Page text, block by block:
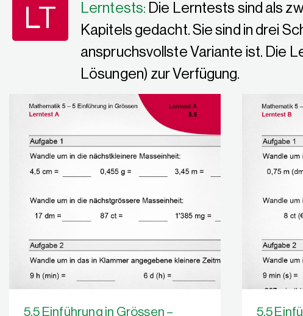
LT Lerntests: Die Lerntests sind als
Kapitels gedacht. Sie sind in drei
anspruchsvollste Variante ist. Die
Lösungen) zur Verfügung.
5.5 Einführung in Grössen –
5.5